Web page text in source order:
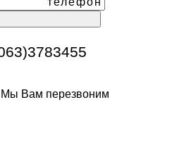
Мы Вам перезвоним